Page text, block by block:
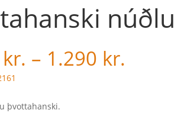
núðlu
kr. – 1.290 kr.
þvottahanski.